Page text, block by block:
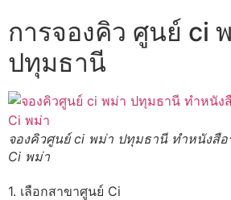
การจองคิว ศูนย์ ci
ปทุมธานี
จองคิวศูนย์ ci พม่า ปทุมธานี ทำหนังสื
Ci พม่า
1. เลือกสาขาศูนย์ Ci